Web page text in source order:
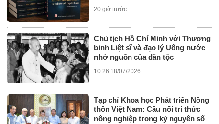
20 giờ trước
Chủ tịch Hồ Chí Minh với Thương
binh Liệt sĩ và đạo lý Uống nước
nhớ nguồn của dân tộc
10:26 18/07/2026
Tạp chí Khoa học Phát triển Nông
thôn Việt Nam: Cầu nối tri thức
nông nghiệp trong kỷ nguyên số